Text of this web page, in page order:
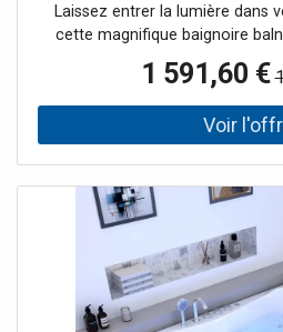
Laissez entrer la lumière dans
cette magnifique baignoire
magnifique baignoire bénéficie
une détente absolue. Le spot
sur tablier diffusent leur lumière
de bain toute entière et
1 591,60 €